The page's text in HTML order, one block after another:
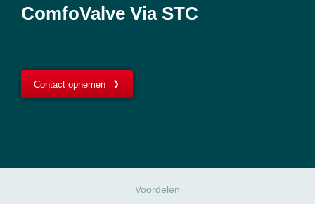
ComfoValve Via STC
Contact opnemen
Voordelen